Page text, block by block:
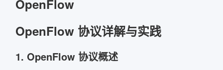
OpenFlow
OpenFlow 协议详解与实践
1. OpenFlow 协议概述